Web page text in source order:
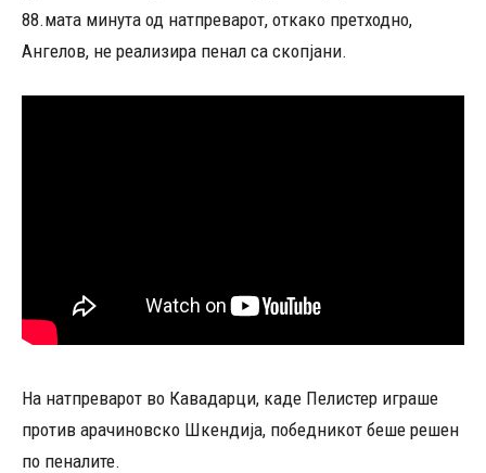
88.мата минута од натпреварот, откако претходно,
Ангелов, не реализира пенал са скопјани.
На натпреварот во Кавадарци, каде Пелистер играше
против арачиновско Шкендија, победникот беше решен
по пеналите.